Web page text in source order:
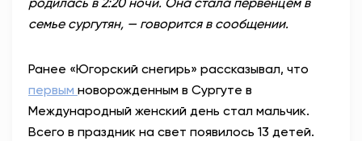
семье сургутян, — говорится в сообщении.
Ранее «Югорский снегирь» рассказывал, что
первым новорожденным в Сургуте в
Международный женский день стал мальчик.
Всего в праздник на свет появилось 13 детей.